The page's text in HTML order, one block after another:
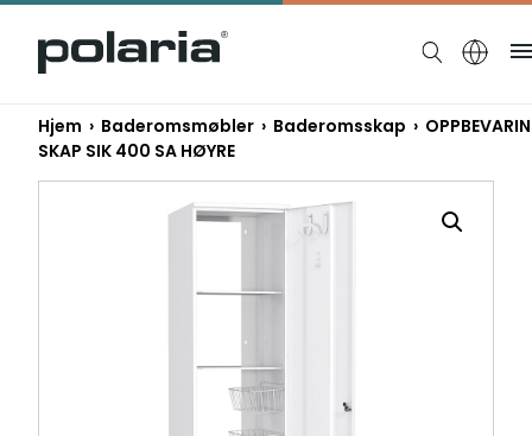
https://polaria.fi/name
Hjem › Baderomsmøbler › Baderomsskap ›
SKAP SIK 400 SA HØYRE